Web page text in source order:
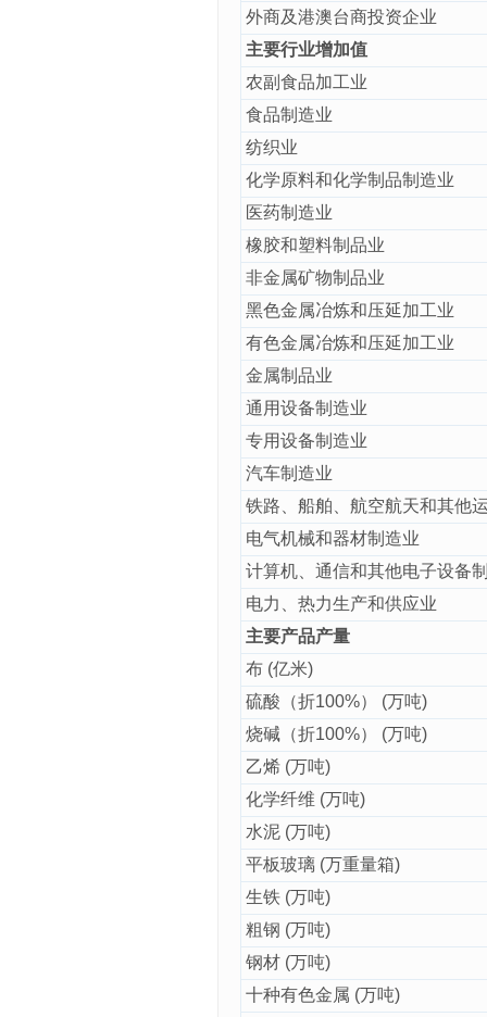
外商及港澳台商投资企业
主要行业增加值
农副食品加工业
食品制造业
纺织业
化学原料和化学制品制造业
医药制造业
橡胶和塑料制品业
非金属矿物制品业
黑色金属冶炼和压延加工业
有色金属冶炼和压延加工业
金属制品业
通用设备制造业
专用设备制造业
汽车制造业
铁路、船舶、航空航天和其他
电气机械和器材制造业
计算机、通信和其他电子设备
电力、热力生产和供应业
主要产品产量
布 (亿米)
硫酸（折100%） (万吨)
烧碱（折100%） (万吨)
乙烯 (万吨)
化学纤维 (万吨)
水泥 (万吨)
平板玻璃 (万重量箱)
生铁 (万吨)
粗钢 (万吨)
钢材 (万吨)
十种有色金属 (万吨)